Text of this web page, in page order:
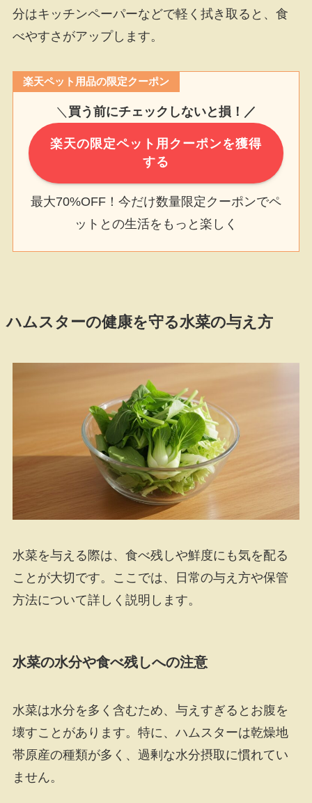
分はキッチンペーパーなどで軽く拭き取ると、食
べやすさがアップします。
楽天ペット用品の限定クーポン
＼ 買う前にチェックしないと損！／
楽天の限定ペット用クーポンを獲得
する
最大70%OFF！今だけ数量限定クーポンでペ
ットとの生活をもっと楽しく
ハムスターの健康を守る水菜の与え方
水菜を与える際は、食べ残しや鮮度にも気を配る
ことが大切です。ここでは、日常の与え方や保管
方法について詳しく説明します。
水菜の水分や食べ残しへの注意
水菜は水分を多く含むため、与えすぎるとお腹を
壊すことがあります。特に、ハムスターは乾燥地
帯原産の種類が多く、過剰な水分摂取に慣れてい
ません。